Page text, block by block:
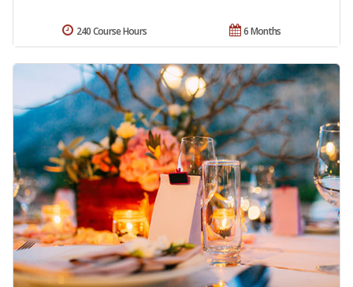
6 Months
240 Course Hours